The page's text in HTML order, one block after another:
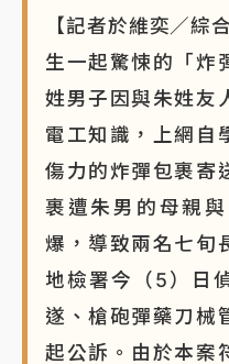
【記者於維奕／綜
生一起驚悚的「炸
姓男子因與朱姓友
電工知識，上網自
傷力的炸彈包裹寄
裹遭朱男的母親
爆，導致兩名七旬
地檢署今（5）日
遂、槍砲彈藥刀械
起公訴。由於本案